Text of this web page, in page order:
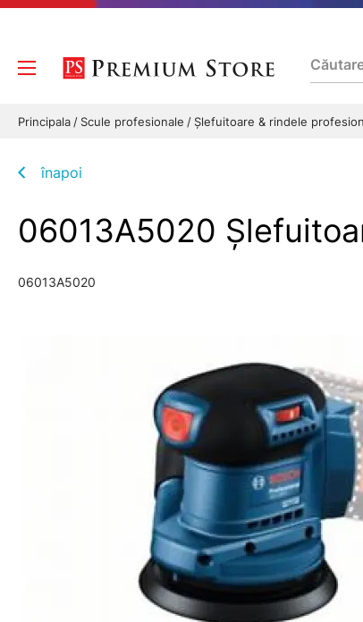
Principala Scule profesionale Şlefuitoare & rindele
înapoi
06013A5020
06013A5020